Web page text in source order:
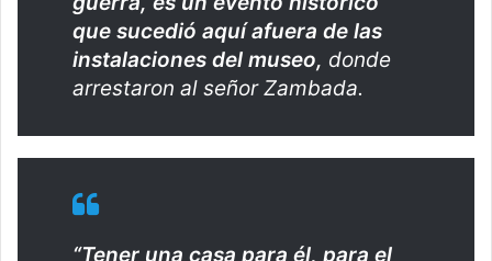
que sucedió aquí afuera de las
instalaciones del museo, donde
arrestaron al señor Zambada.
“Tener una casa para él, para el